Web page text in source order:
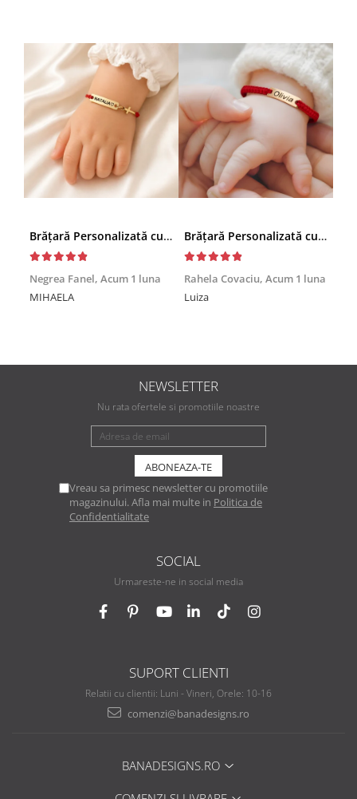
Brățară Personalizată cu Nume și Cruciuță – Inox Aur IP
Negrea Fanel, Acum 1 luna
MIHAELA
Brățară Personalizată cu Nume, Inox Auriu Waterproof, pentru copii
Rahela Covaciu, Acum 1 luna
Luiza
NEWSLETTER
Nu rata ofertele si promotiile noastre
Vreau sa primesc newsletter cu promotiile
magazinului. Afla mai multe in Politica de
Confidentialitate
SOCIAL
Urmareste-ne in social media
SUPORT CLIENTI
Relatii cu clientii: Luni - Vineri, Orele: 10-16
comenzi@banadesigns.ro
BANADESIGNS.RO